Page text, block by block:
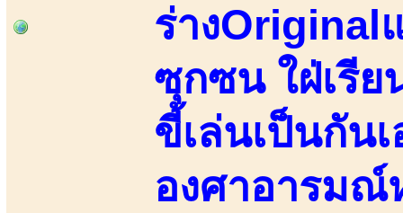
ร่างOriginal
ซุกซน ใฝ่เรีย
ขี้เล่นเป็นกัน
องศาอารมณ์